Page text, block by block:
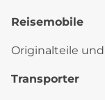
Reisemobile
Originalteile
Transporter